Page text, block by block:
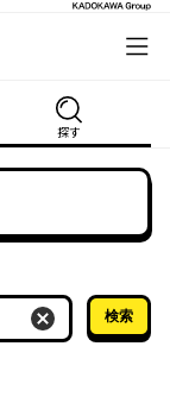
探す
検索